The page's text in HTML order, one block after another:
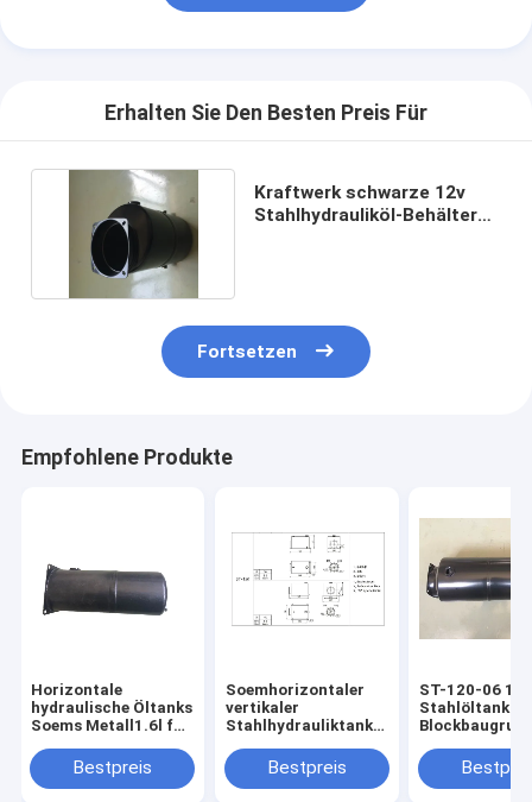
Erhalten Sie Den Besten Preis Für
Kraftwerk schwarze 12v
Stahlhydrauliköl-Behälter
Fortsetzen
Empfohlene Produkte
Horizontale
hydraulische Öltanks
Soems Metall1.6l für
Bestpreis
Soemhorizontaler
vertikaler
Stahlhydrauliktank
Bestpreis
ST-120-06
Stahlöltank